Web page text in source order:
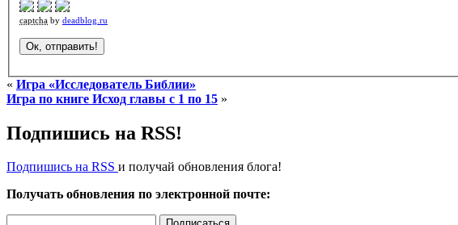
captcha by deadblog.ru
« Игра «Исследователь Библии»
Игра по книге Исход главы с 1 по 15 »
Подпишись на RSS!
Подпишись на RSS и получай обновления блога!
Получать обновления по электронной почте: